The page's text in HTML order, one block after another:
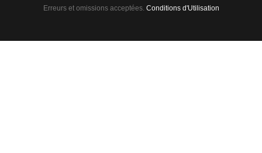
Erreurs et omissions acceptées. Conditions d'Utilisation